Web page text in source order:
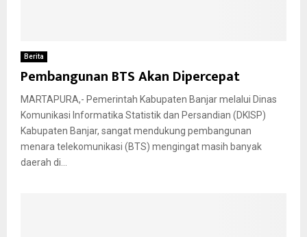
Berita
Pembangunan BTS Akan Dipercepat
MARTAPURA,- Pemerintah Kabupaten Banjar melalui Dinas
Komunikasi Informatika Statistik dan Persandian (DKISP)
Kabupaten Banjar, sangat mendukung pembangunan
menara telekomunikasi (BTS) mengingat masih banyak
daerah di...